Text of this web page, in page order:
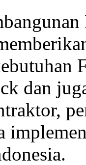
dan